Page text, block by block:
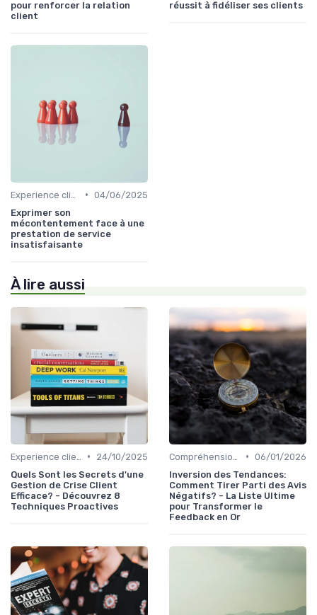
pour renforcer la relation
client
réussit à fidéliser ses clients
• 04/06/2025
Exprimer son
mécontentement face à une
prestation de service
insatisfaisante
À lire aussi
•
24/10/2025
Quels Sont les Secrets d'une
Gestion de Crise Client
Efficace? - Découvrez 8
Techniques Proactives
• 06/01/2026
Inversion des Tendances:
Comment Tirer Parti des Avis
Négatifs? - La Liste Ultime
pour Transformer le
Feedback en Or